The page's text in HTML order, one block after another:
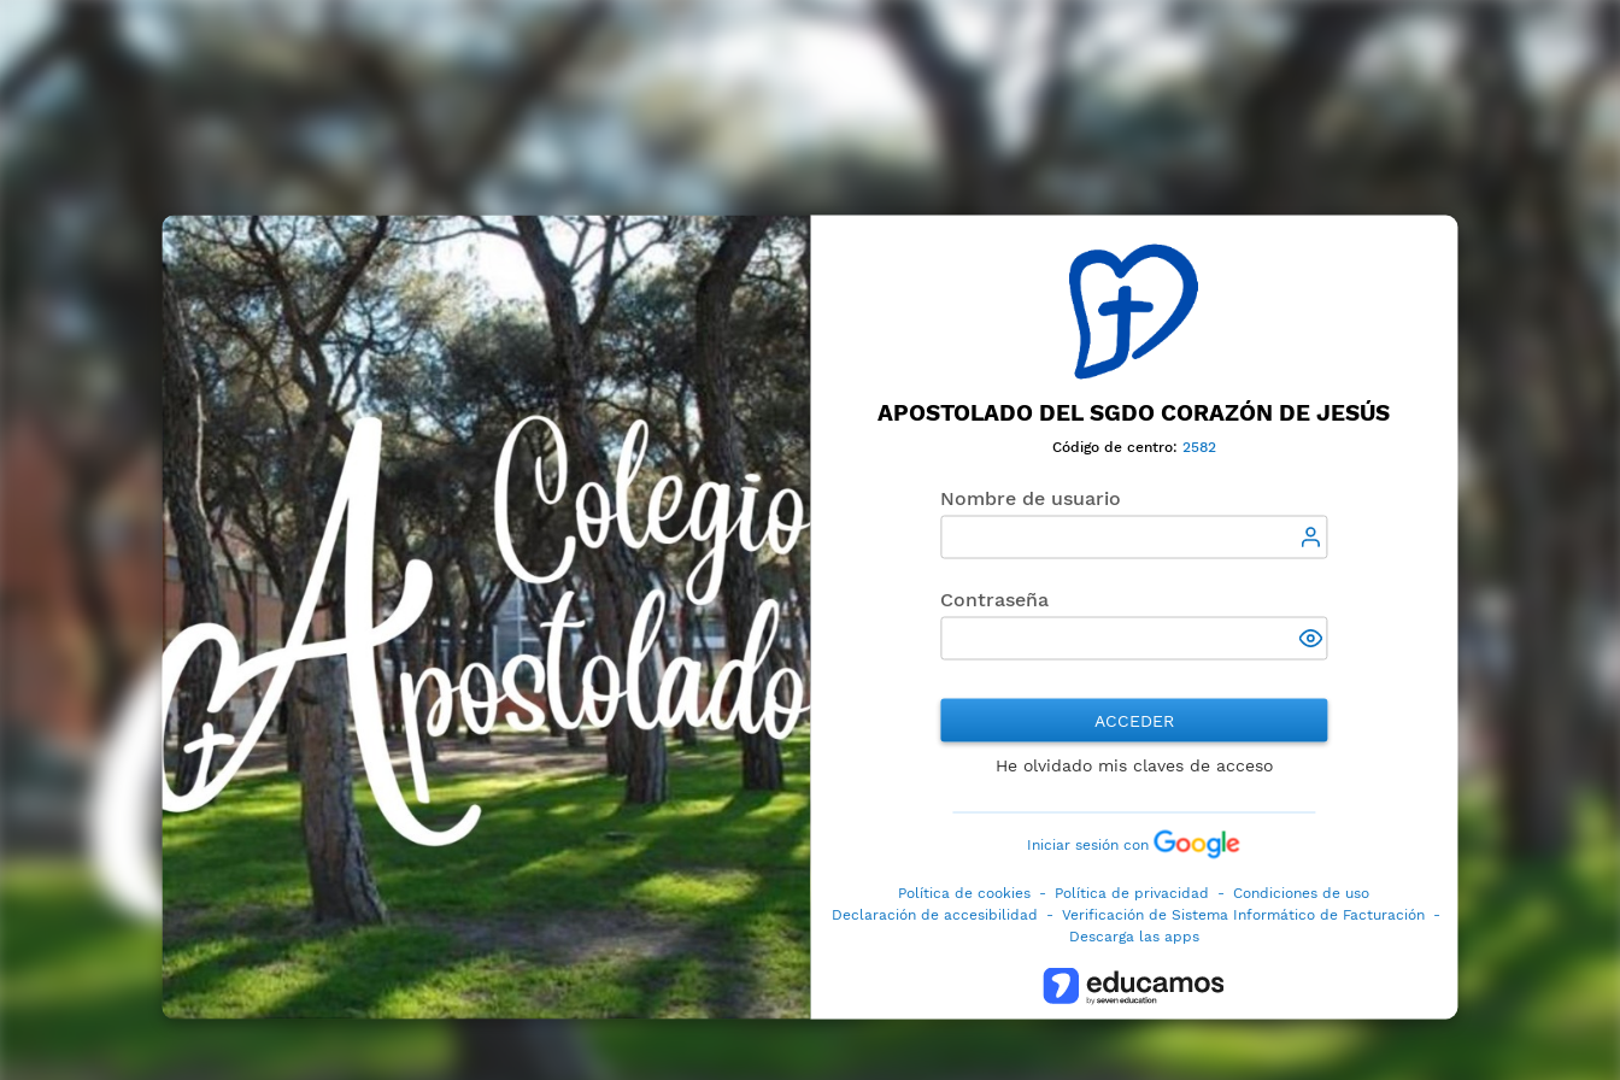
APOSTOLADO DEL SGDO CORAZÓN DE JESÚS
Código de centro: 2582
Nombre de usuario
Contraseña
ACCEDER
He olvidado mis claves de acceso
Iniciar sesión con
Política de cookies - Política de privacidad - Condiciones de uso
Declaración de accesibilidad
- Verificación de Sistema Informático de Facturación -
Descarga las apps